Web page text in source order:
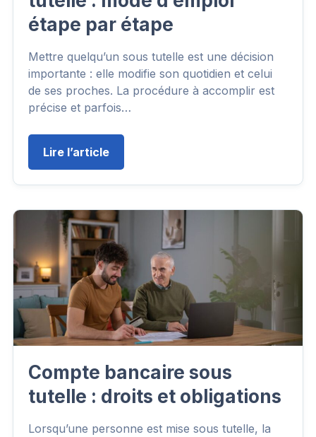
étape par étape
Mettre quelqu’un sous tutelle est une décision
importante : elle modifie son quotidien et celui
de ses proches. La procédure à accomplir est
précise et parfois…
Lire l’article
Compte bancaire sous
tutelle : droits et obligations
Lorsqu’une personne est mise sous tutelle, la